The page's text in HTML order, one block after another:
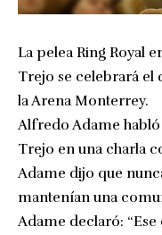
La pelea Ring Royal
Trejo se celebrará el
la Arena Monterrey.
Alfredo Adame
Trejo en una charla
Adame dijo que
mantenían una
Adame declaró: